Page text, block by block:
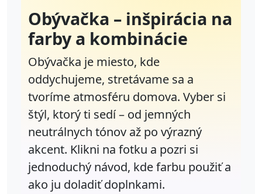
Obývačka – inšpirácia na
farby a kombinácie
Obývačka je miesto, kde
oddychujeme, stretávame sa a
tvoríme atmosféru domova. Vyber si
štýl, ktorý ti sedí – od jemných
neutrálnych tónov až po výrazný
akcent. Klikni na fotku a pozri si
jednoduchý návod, kde farbu použiť a
ako ju doladiť doplnkami.